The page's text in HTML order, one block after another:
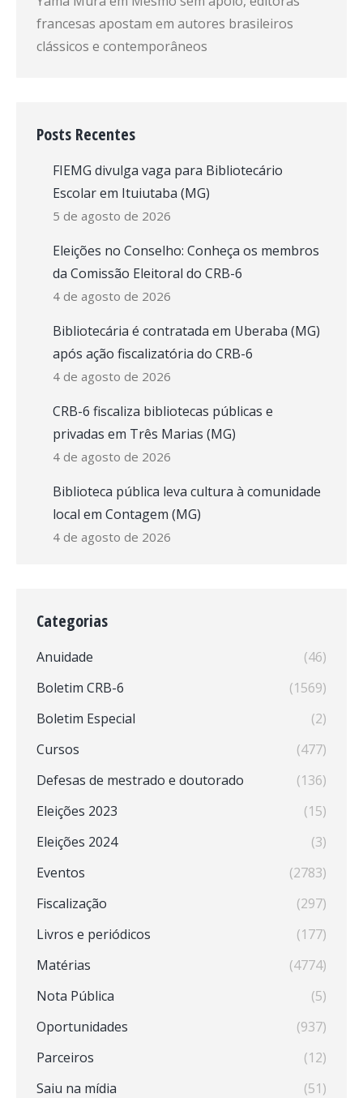
francesas apostam em autores brasileiros
clássicos e contemporâneos
Posts Recentes
FIEMG divulga vaga para Bibliotecário
Escolar em Ituiutaba (MG)
5 de agosto de 2026
Eleições no Conselho: Conheça os membros
da Comissão Eleitoral do CRB-6
4 de agosto de 2026
Bibliotecária é contratada em Uberaba (MG)
após ação fiscalizatória do CRB-6
4 de agosto de 2026
CRB-6 fiscaliza bibliotecas públicas e
privadas em Três Marias (MG)
4 de agosto de 2026
Biblioteca pública leva cultura à comunidade
local em Contagem (MG)
4 de agosto de 2026
Categorias
Anuidade
(46)
Boletim CRB-6
(1569)
Boletim Especial
(2)
Cursos
(477)
Defesas de mestrado e doutorado
(136)
Eleições 2023
(15)
Eleições 2024
(3)
Eventos
(2783)
Fiscalização
(297)
Livros e periódicos
(177)
Matérias
(4774)
Nota Pública
(5)
Oportunidades
(937)
Parceiros
(12)
Saiu na mídia
(51)